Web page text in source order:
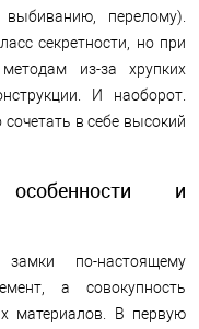
перелому).
секретности, но при
из-за хрупких
И наоборот.
в себе высокий
и
по-настоящему
а совокупность
материалов. В первую